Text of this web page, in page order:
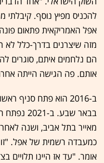
להכניס מפיץ נוסף. קיבלתי
אפל האמריקאית פתאום
מזה שיצרנים בדרך-כלל לא
הם נלחמים איתם, סוגרים
אותם. פה הגישה הייתה
בבאר
מאייר בתל אביב, ושנה
כמעבדה רשמית של אפל. "זו
אומר. "עד אז היינו תלויים